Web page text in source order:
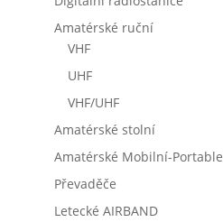
Amatérské ruční
VHF
UHF
VHF/UHF
Amatérské stolní
Amatérské Mobilní-Portable
Převaděče
Letecké AIRBAND